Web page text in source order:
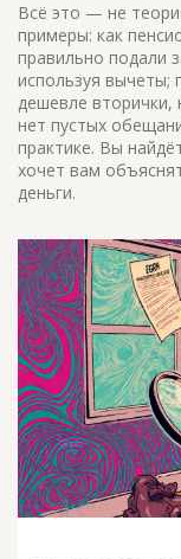
Всё это — не
примеры: как
правильно подали
используя вычеты;
дешевле вторички,
нет пустых
практике. Вы
хочет вам
деньги.